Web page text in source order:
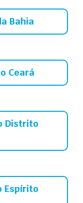
Bahia
Ceará
Distrito
Espírito